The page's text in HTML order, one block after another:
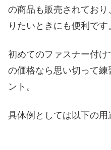
の商品も販売されてお
りたいときにも便利です
初めてのファスナー付け
の価格なら思い切って
ント。
具体例としては以下の用